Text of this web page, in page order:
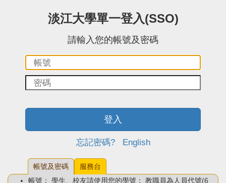
淡江大學單一登入(SSO)
請輸入您的帳號及密碼
碼：
登入
忘記密碼? English
帳號及密碼
服務台
帳號： 學生、校友請使用您的學號； 教職員為人員代號(6